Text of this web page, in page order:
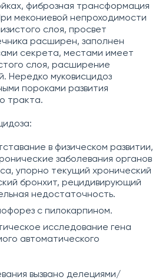
фиброзная трансформация
мекониевой непроходимости
слоя, просвет
расширен, заполнен
секрета, местами имеет
слоя, расширение
Нередко муковисцидоз
пороками развития
тракта.
в физическом развитии,
заболевания органов
упорно текущий хронический
бронхит, рецидивирующий
недостаточность.
с пилокарпином.
исследование гена
автоматического
вызвано делециями/